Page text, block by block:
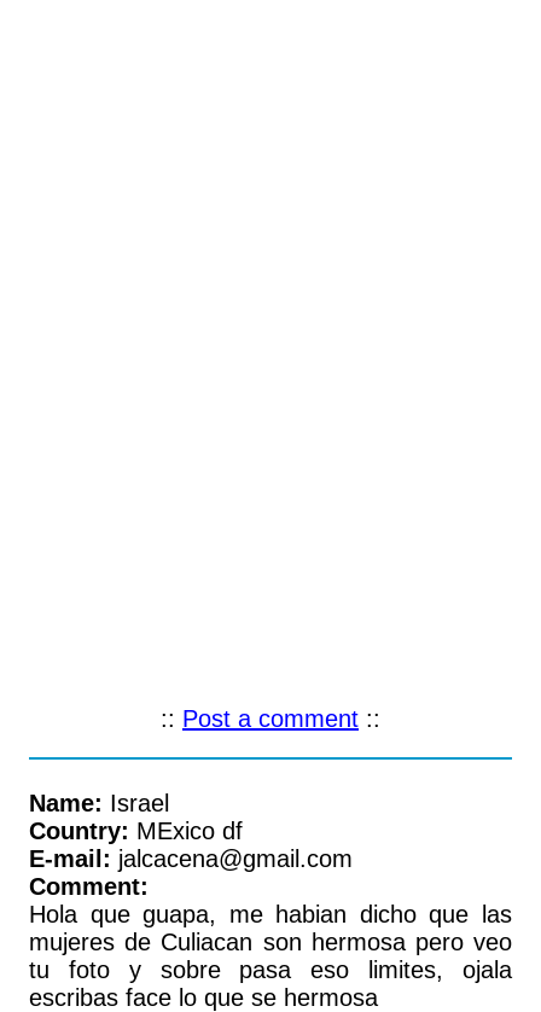
:: Post a comment ::
Name: Israel
Country: MExico df
E-mail: jalcacena@gmail.com
Comment:
Hola que guapa, me habian dicho que las
mujeres de Culiacan son hermosa pero veo
tu foto y sobre pasa eso limites, ojala
escribas face lo que se hermosa